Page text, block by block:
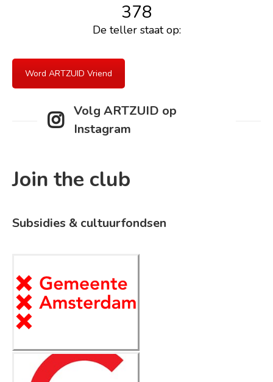
378
De teller staat op:
Word ARTZUID Vriend
Volg ARTZUID op
Instagram
Join the club
Subsidies & cultuurfondsen
Gemeente
Amsterdam